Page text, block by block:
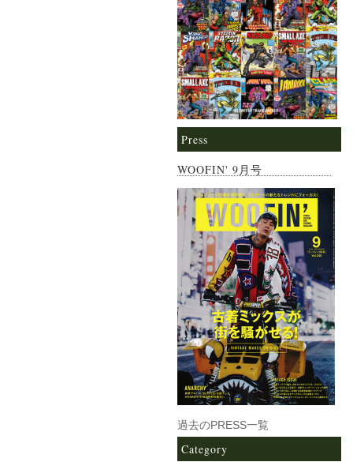
Press
WOOFIN' 9月号
過去のPRESS一覧
Category